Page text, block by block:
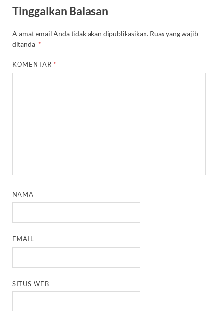
Tinggalkan Balasan
Alamat email Anda tidak akan dipublikasikan. Ruas yang wajib
ditandai *
KOMENTAR *
NAMA
EMAIL
SITUS WEB